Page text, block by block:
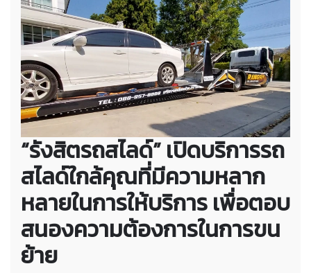
“รังสิตรถสไลด์” เปิดบริการรถ
สไลด์ใกล้คุณที่มีความหลาก
หลายในการให้บริการ เพื่อตอบ
สนองความต้องการในการขน
ย้าย